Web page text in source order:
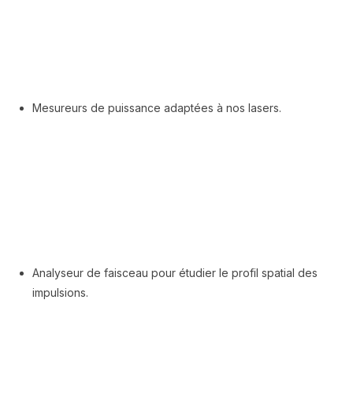
Mesureurs de puissance adaptées à nos lasers.
Analyseur de faisceau pour étudier le profil spatial des
impulsions.